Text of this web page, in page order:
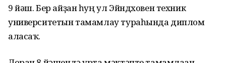
9 йәш. Бер айҙан һуң ул Эйндховен техник
университетын тамамлау тураһында диплом
аласаҡ.